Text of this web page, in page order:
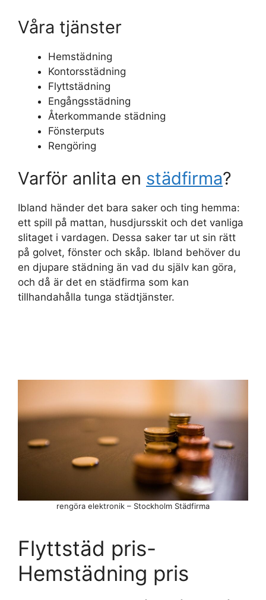
Våra tjänster
Hemstädning
Kontorsstädning
Flyttstädning
Engångsstädning
Återkommande städning
Fönsterputs
Rengöring
Varför anlita en städfirma?
Ibland händer det bara saker och ting hemma:
ett spill på mattan, husdjursskit och det vanliga
slitaget i vardagen. Dessa saker tar ut sin rätt
på golvet, fönster och skåp. Ibland behöver du
en djupare städning än vad du själv kan göra,
och då är det en städfirma som kan
tillhandahålla tunga städtjänster.
rengöra elektronik – Stockholm Städfirma
Flyttstäd pris-
Hemstädning pris